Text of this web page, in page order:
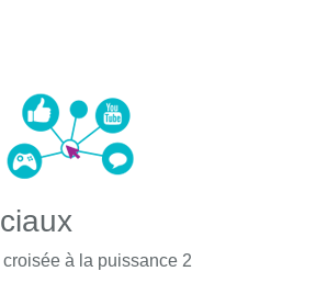
à la puissance 2